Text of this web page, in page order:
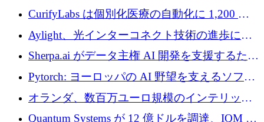
ルを確保
CurifyLabs は個別化医療の自動化に 1,200 万
ユーロを寄付
Aylight、光インターコネクト技術の進歩に向
けて450万ユーロのプレシードラウンドを終了
Sherpa.ai がデータ主権 AI 開発を支援するため
に 1,800 万ドルを調達
Pytorch: ヨーロッパの AI 野望を支えるソフト
ウェア層
オランダ、数百万ユーロ規模のインテリック
との提携で軍用ドローンにソフトウェアファ
Quantum Systems が 12 億ドルを調達、IQM が